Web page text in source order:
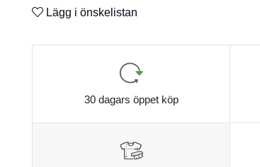
Lägg i önskelistan
30 dagars öppet köp